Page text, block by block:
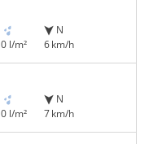
0 l/m²
N
6 km/h
0 l/m²
N
7 km/h